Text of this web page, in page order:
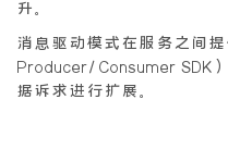
升。
消息驱动模式在服务之间
Producer/Consumer SDK
据诉求进行扩展。